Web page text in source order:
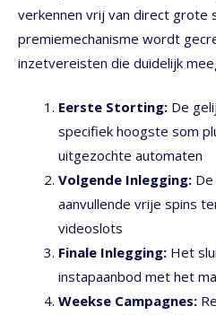
verkennen vrij van direct grote
premiemechanisme wordt
inzetvereisten die duidelijk
Eerste Storting: De
specifiek hoogste som
uitgezochte automaten
Volgende Inlegging:
aanvullende vrije spins
videoslots
Finale Inlegging: Het
instapaanbod met het
Weekse Campagnes: